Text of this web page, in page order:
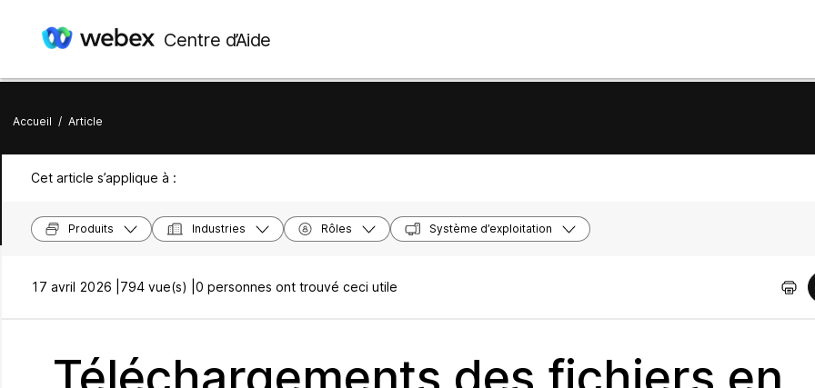
Centre d’Aide
Accueil / Article
Cet article s’applique à :
Produits Industries Rôles Système d’exploitation
17 avril 2026 | 794 vue(s) | 0 personnes ont trouvé ceci utile